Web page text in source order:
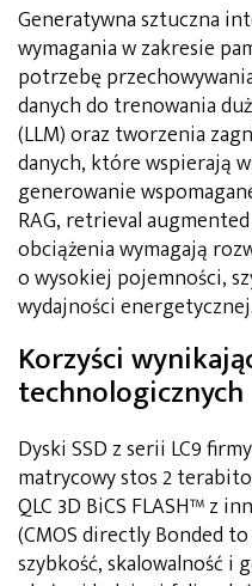
Generatywna sztuczna
wymagania w zakresie
potrzebę
danych do trenowania
(LLM) oraz tworzenia
danych, które wspierają
generowanie
RAG, retrieval
obciążenia wymagają
o wysokiej pojemności,
wydajności energetycznej.
Korzyści
technologicznych
Dyski SSD z serii LC9
matrycowy stos 2
QLC 3D BiCS FLASH™ z
(CMOS directly Bonded
szybkość, skalowalność i